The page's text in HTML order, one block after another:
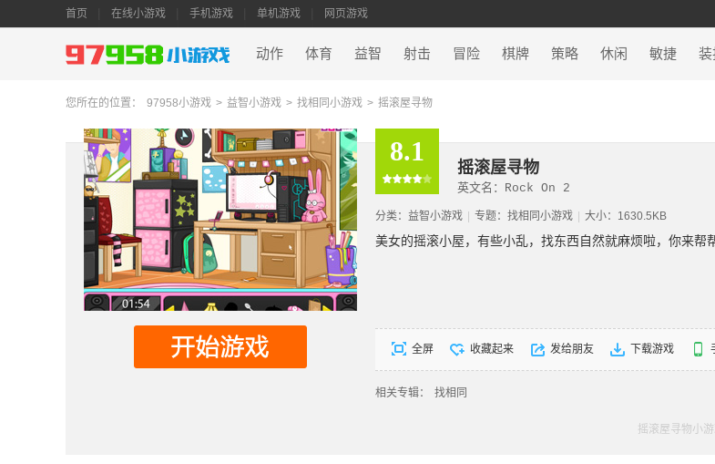
首页 在线小游戏 手机游戏 单机游戏 网页游戏
动作 体育 益智 射击 冒险 棋牌 策略 休闲 敏捷 装
您所在的位置： 97958小游戏 > 益智小游戏 > 找相同小游戏 > 摇滚屋寻物
8.1
摇滚屋寻物
英文名：Rock On 2
分类： 益智小游戏 专题： 找相同小游戏 大小：1630.5KB
美女的摇滚小屋，有些小乱，找东西自然就麻烦啦，你来帮
全屏 收藏起来 发给朋友 下载游戏
相关专辑： 找相同
摇滚屋寻物小